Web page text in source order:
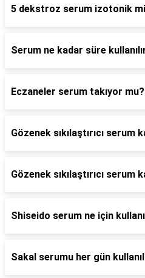
5 dekstroz serum izotonik
Serum ne kadar süre
Eczaneler serum takıyor mu?
Gözenek sıkılaştırıcı serum
Gözenek sıkılaştırıcı serum
Shiseido serum ne için
Sakal serumu her gün